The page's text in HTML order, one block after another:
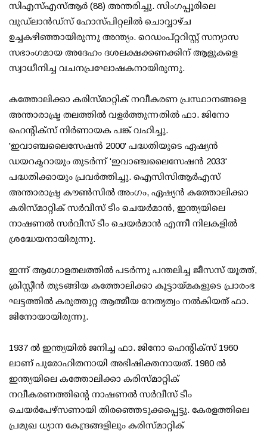
സിഎസ്എസ്ആർ (88) അന്തരിച്ചു. സിംഗപ്പൂരിലെ
വുഡ്ലാൻഡ്സ് ഹോസ്പിറ്റലിൽ ചൊവ്വാഴ്ച
ഉച്ചകഴിഞ്ഞായിരുന്നു അന്ത്യം. റെഡംപ്റ്ററിസ്റ്റ് സന്യാസ
സഭാംഗമായ അദേഹം ദശലക്ഷക്കണക്കിന് ആളുകളെ
സ്വാധീനിച്ച വചനപ്രഘോഷകനായിരുന്നു.
കത്തോലിക്കാ കരിസ്മാറ്റിക് നവീകരണ പ്രസ്ഥാനങ്ങളെ
അന്താരാഷ്ട്ര തലത്തിൽ വളർത്തുന്നതിൽ ഫാ. ജിനോ
ഹെന്റിക്സ് നിർണായക പങ്ക് വഹിച്ചു.
'ഇവാഞ്ചലൈസേഷൻ 2000' പദ്ധതിയുടെ ഏഷ്യൻ
ഡയറക്ടറായും തുടർന്ന് 'ഇവാഞ്ചലൈസേഷൻ 2033'
പദ്ധതിക്കായും പ്രവർത്തിച്ചു. ഐസിസിആർഎസ്
അന്താരാഷ്ട്ര കൗൺസിൽ അംഗം, ഏഷ്യൻ കത്തോലിക്കാ
കരിസ്മാറ്റിക് സർവീസ് ടീം ചെയർമാൻ, ഇന്ത്യയിലെ
നാഷണൽ സർവീസ് ടീം ചെയർമാൻ എന്നീ നിലകളിൽ
ശ്രദ്ധേയനായിരുന്നു.
ഇന്ന് ആഗോളതലത്തിൽ പടർന്നു പന്തലിച്ച ജീസസ് യൂത്ത്,
ക്രിസ്റ്റീൻ തുടങ്ങിയ കത്തോലിക്കാ കൂട്ടായ്മകളുടെ പ്രാരംഭ
ഘട്ടത്തിൽ കരുത്തുറ്റ ആത്മീയ നേതൃത്വം നൽകിയത് ഫാ.
ജിനോയായിരുന്നു.
1937 ൽ ഇന്ത്യയിൽ ജനിച്ച ഫാ. ജിനോ ഹെന്റിക്സ് 1960
ലാണ് പുരോഹിതനായി അഭിഷിക്തനായത്. 1980 ൽ
ഇന്ത്യയിലെ കത്തോലിക്കാ കരിസ്മാറ്റിക്
നവീകരണത്തിന്റെ നാഷണൽ സർവീസ് ടീം
ചെയർപേഴ്സണായി തിരഞ്ഞെടുക്കപ്പെട്ടു. കേരളത്തിലെ
പ്രമുഖ ധ്യാന കേന്ദ്രങ്ങളിലും കരിസ്മാറ്റിക്